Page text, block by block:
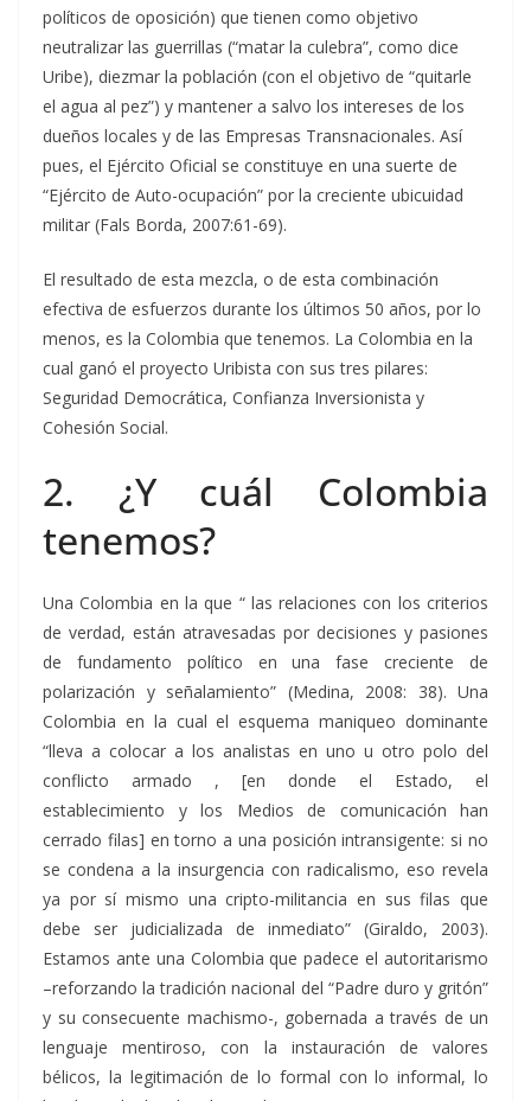
políticos de oposición) que tienen como objetivo
neutralizar las guerrillas (“matar la culebra”, como dice
Uribe), diezmar la población (con el objetivo de “quitarle
el agua al pez”) y mantener a salvo los intereses de los
dueños locales y de las Empresas Transnacionales. Así
pues, el Ejército Oficial se constituye en una suerte de
“Ejército de Auto-ocupación” por la creciente ubicuidad
militar (Fals Borda, 2007:61-69).
El resultado de esta mezcla, o de esta combinación
efectiva de esfuerzos durante los últimos 50 años, por lo
menos, es la Colombia que tenemos. La Colombia en la
cual ganó el proyecto Uribista con sus tres pilares:
Seguridad Democrática, Confianza Inversionista y
Cohesión Social.
2. ¿Y cuál Colombia
tenemos?
Una Colombia en la que “ las relaciones con los criterios
de verdad, están atravesadas por decisiones y pasiones
de fundamento político en una fase creciente de
polarización y señalamiento” (Medina, 2008: 38). Una
Colombia en la cual el esquema maniqueo dominante
“lleva a colocar a los analistas en uno u otro polo del
conflicto armado , [en donde el Estado, el
establecimiento y los Medios de comunicación han
cerrado filas] en torno a una posición intransigente: si no
se condena a la insurgencia con radicalismo, eso revela
ya por sí mismo una cripto-militancia en sus filas que
debe ser judicializada de inmediato” (Giraldo, 2003).
Estamos ante una Colombia que padece el autoritarismo
–reforzando la tradición nacional del “Padre duro y gritón”
y su consecuente machismo-, gobernada a través de un
lenguaje mentiroso, con la instauración de valores
bélicos, la legitimación de lo formal con lo informal, lo